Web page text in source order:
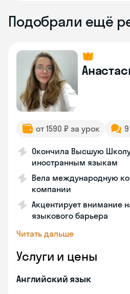
Подобрали ещё
от 1590 ₽ за урок
Окончила Высшую
иностранным языкам
Вела международную
компании
Акцентирует внимание
языкового барьера
Читать дальше
Услуги и цены
Английский язык